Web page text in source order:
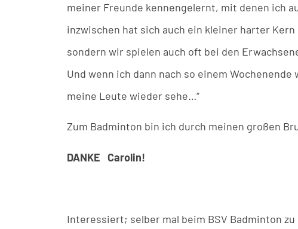
meiner Freunde kennengelernt, mit denen ich
inzwischen hat sich auch ein kleiner harter
sondern wir spielen auch oft bei den
Und wenn ich dann nach so einem
meine Leute wieder sehe…“
Zum Badminton bin ich durch meinen großen
DANKE Carolin!
Interessiert; selber mal beim BSV Badminton zu